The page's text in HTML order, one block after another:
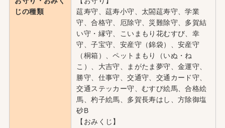
じの種類
莚寿守、莚寿小守、太閤莚寿守、学業
守、合格守、厄除守、災難除守、多賀結
い守・縁守、こいまもり花むすび、幸
守、子宝守、安産守（錦袋）、安産守
（桐箱）、ペットまもり（いぬ・ね
こ）、大吉守、まがたま夢守、金運守、
勝守、仕事守、交通守、交通カード守、
交通ステッカー守、むすび絵馬、合格絵
馬、杓子絵馬、多賀長寿はし、方除御塩
砂B
【おみくじ】